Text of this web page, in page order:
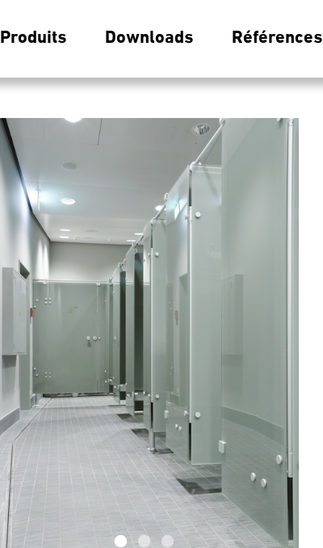
Produits Downloads Références